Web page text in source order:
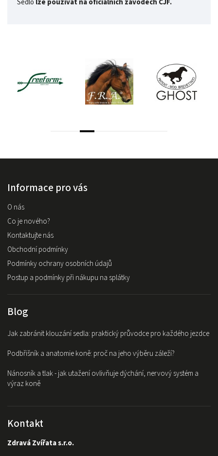
Sedlo lze používat na oficiálních závodech ČJF.
Informace pro vás
O nás
Co je nového?
Kontaktujte nás
Obchodní podmínky
Podmínky ochrany osobních údajů
Postup a podmínky při nákupu na splátky
Blog
Jak zabránit klouzání sedla: praktický průvodce pro každého jezdce
Podbřišník a anatomie koně: proč na jeho výběru záleží?
Nánosník a tlak - jak utažení ovlivňuje dýchání, nervový systém a
výraz koně
Kontakt
Zdravá Zvířata s.r.o.